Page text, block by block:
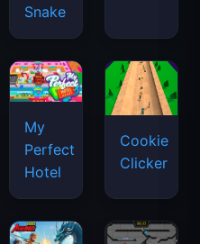
Snake
My
Perfect
Hotel
Cookie
Clicker